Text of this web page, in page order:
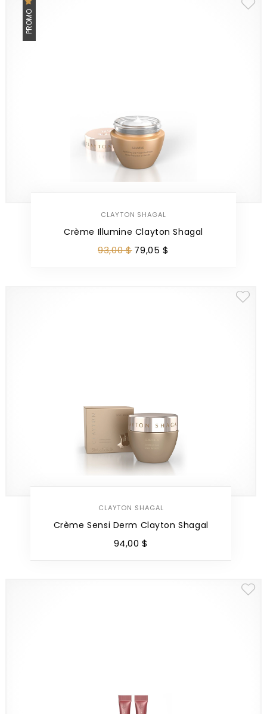
PROMO
CLAYTON SHAGAL
Crème Illumine Clayton Shagal
93,00$ 79,05 $
CLAYTON SHAGAL
Crème Sensi Derm Clayton Shagal
94,00 $